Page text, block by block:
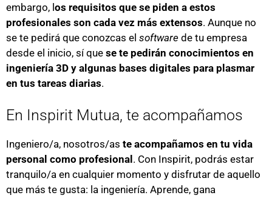
embargo, los requisitos que se piden a estos
profesionales son cada vez más extensos. Aunque no
se te pedirá que conozcas el software de tu empresa
desde el inicio, sí que se te pedirán conocimientos en
ingeniería 3D y algunas bases digitales para plasmar
en tus tareas diarias.
En Inspirit Mutua, te acompañamos
Ingeniero/a, nosotros/as te acompañamos en tu vida
personal como profesional . Con Inspirit, podrás estar
tranquilo/a en cualquier momento y disfrutar de aquello
que más te gusta: la ingeniería. Aprende, gana